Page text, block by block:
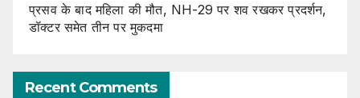
प्रसव के बाद महिला की मौत, NH-29 पर शव रखकर प्रदर्शन,
डॉक्टर समेत तीन पर मुकदमा
Recent Comments